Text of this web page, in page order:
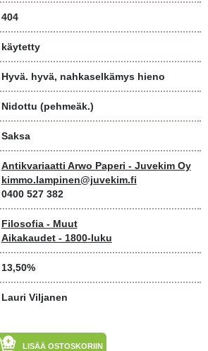
404
käytetty
Hyvä. hyvä, nahkaselkämys hieno
Nidottu (pehmeäk.)
Saksa
Antikvariaatti Arwo Paperi - Juvekim Oy
kimmo.lampinen@juvekim.fi
0400 527 382
Filosofia - Muut
Aikakaudet - 1800-luku
13,50%
Lauri Viljanen
LISÄÄ OSTOSKORIIN